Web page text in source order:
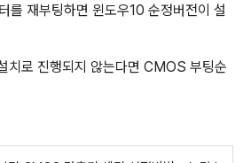
를 재부팅하면 윈도우10 순정버전이 설
치로 진행되지 않는다면 CMOS 부팅순